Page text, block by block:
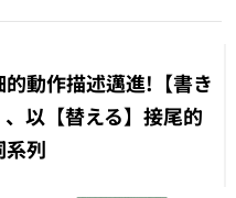
的動作描述邁進!【書き
以【替える】接尾的
系列